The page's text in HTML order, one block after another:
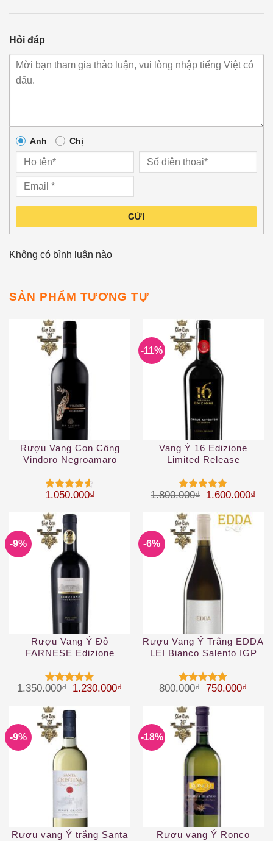
Hỏi đáp
Anh Chị
GỬI
Không có bình luận nào
SẢN PHẨM TƯƠNG TỰ
Rượu Vang Con Công
Vindoro Negroamaro
Được xếp
5 sao
1.050.000₫
-11%
Vang Ý 16 Edizione
Limited Release
Được xếp
sao
1.800.000₫ Giá gốc là:
1.600.000₫
-9%
Rượu Vang Ý Đỏ
FARNESE Edizione
Được xếp
sao
1.350.000₫ Giá gốc là: 1.350.000₫.
1.230.000₫ Giá hiện tại là: 1.230.000₫.
-6%
Rượu Vang Ý Trắng EDDA
LEI Bianco Salento IGP
Được xếp
sao
800.000₫ Giá gốc là:
750.000₫
-9%
Rượu vang Ý trắng Santa
-18%
Rượu vang Ý Ronco